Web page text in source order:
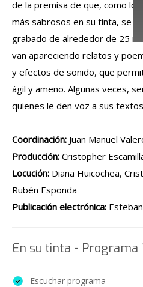
de la premisa de que, como
más sabrosos en su tinta, se
grabado de alrededor de 25
van apareciendo relatos y
y efectos de sonido, que
ágil y ameno. Algunas veces,
quienes le den voz a sus
Coordinación: Juan Manuel
Producción: Cristopher
Locución: Diana Huicochea,
Rubén Esponda
Publicación electrónica:
En su tinta - Programa
Escuchar programa